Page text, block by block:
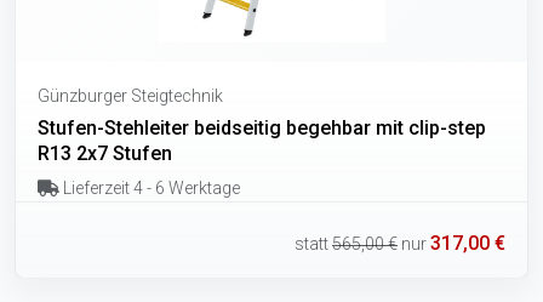
Günzburger Steigtechnik
Stufen-Stehleiter beidseitig begehbar mit clip-step
R13 2x7 Stufen
Lieferzeit 4 - 6 Werktage
statt565,00 € nur317,00 €